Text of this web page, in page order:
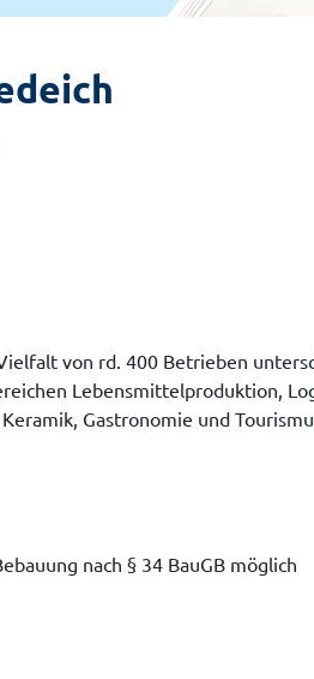
von rd. 400 Betrieben
Lebensmittelproduktion,
Gastronomie und
nach § 34 BauGB möglich